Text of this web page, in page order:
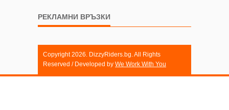
РЕКЛАМНИ ВРЪЗКИ
Copyright 2026. DizzyRiders.bg. All Rights
Reserved / Developed by We Work With You